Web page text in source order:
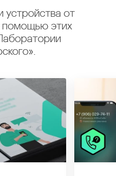
от
помощью этих